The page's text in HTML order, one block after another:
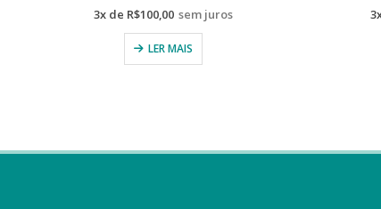
3x de R$100,00 sem juros
LER MAIS